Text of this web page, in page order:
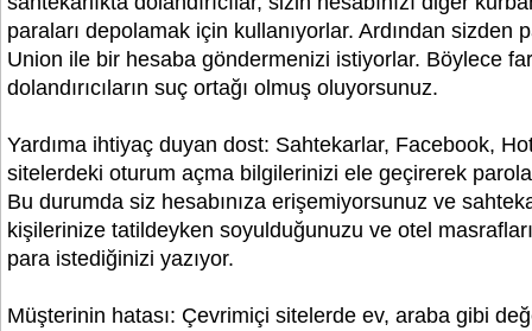
paraları depolamak için kullanıyorlar. Ardından sizden
Union ile bir hesaba göndermenizi istiyorlar. Böylece
dolandırıcıların suç ortağı olmuş oluyorsunuz.
Yardıma ihtiyaç duyan dost: Sahtekarlar, Facebook,
sitelerdeki oturum açma bilgilerinizi ele geçirerek
Bu durumda siz hesabınıza erişemiyorsunuz ve
kişilerinize tatildeyken soyulduğunuzu ve otel
para istediğinizi yazıyor.
Müşterinin hatası: Çevrimiçi sitelerde ev, araba gibi